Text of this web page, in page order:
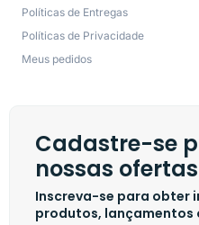
Políticas de Entregas
Políticas de Privacidade
Meus pedidos
Cadastre-se
nossas
Inscreva-se para obter
produtos, lançamentos